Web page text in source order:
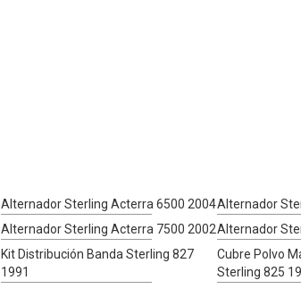
Alternador Sterling Acterra 6500 2004Alternador
Alternador Sterling Acterra 7500 2002Alternador
Kit Distribución Banda Sterling 827
1991
Cubre Polvo
Sterling 825